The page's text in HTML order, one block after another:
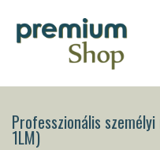
Professzionális
1LM)